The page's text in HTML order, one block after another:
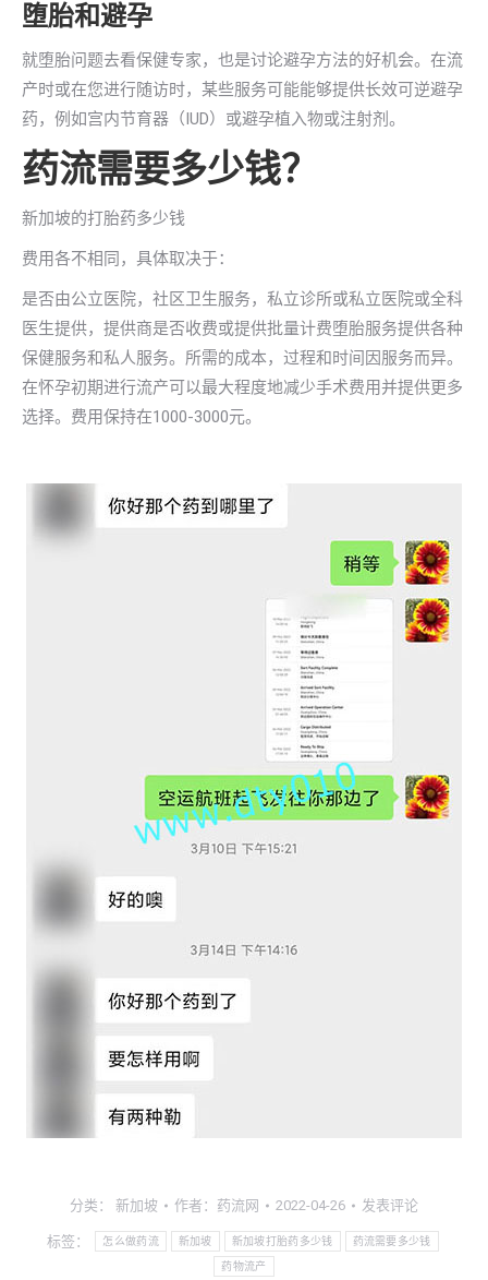
堕胎和避孕
就堕胎问题去看保健专家，也是讨论避孕方法的好机会。在流
产时或在您进行随访时，某些服务可能能够提供长效可逆避孕
药，例如宫内节育器（IUD）或避孕植入物或注射剂。
药流需要多少钱？
新加坡的打胎药多少钱
费用各不相同，具体取决于：
是否由公立医院，社区卫生服务，私立诊所或私立医院或全科
医生提供，提供商是否收费或提供批量计费堕胎服务提供各种
保健服务和私人服务。所需的成本，过程和时间因服务而异。
在怀孕初期进行流产可以最大程度地减少手术费用并提供更多
选择。费用保持在1000-3000元。
分类： 新加坡 作者： 药流网 2022-04-26 发表评论
标签： 怎么做药流 新加坡 新加坡打胎药多少钱 药流需要多少钱
药物流产